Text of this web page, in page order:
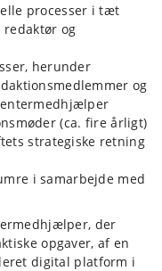
processer i tæt
redaktør og
herunder
og
(ca. fire årligt)
strategiske retning
i samarbejde med
der
opgaver, af en
digital platform i